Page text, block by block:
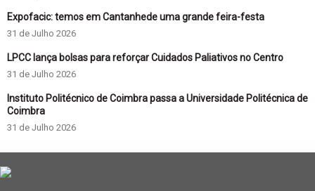
Expofacic: temos em Cantanhede uma grande feira-festa
31 de Julho 2026
LPCC lança bolsas para reforçar Cuidados Paliativos no Centro
31 de Julho 2026
Instituto Politécnico de Coimbra passa a Universidade Politécnica de
Coimbra
31 de Julho 2026